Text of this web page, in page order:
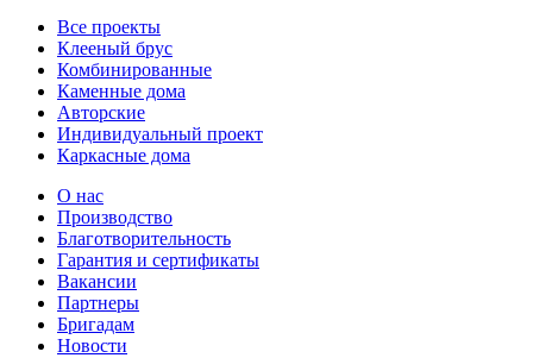
Все проекты
Клееный брус
Комбинированные
Каменные дома
Авторские
Индивидуальный проект
Каркасные дома
О нас
Производство
Благотворительность
Гарантия и сертификаты
Вакансии
Партнеры
Бригадам
Новости